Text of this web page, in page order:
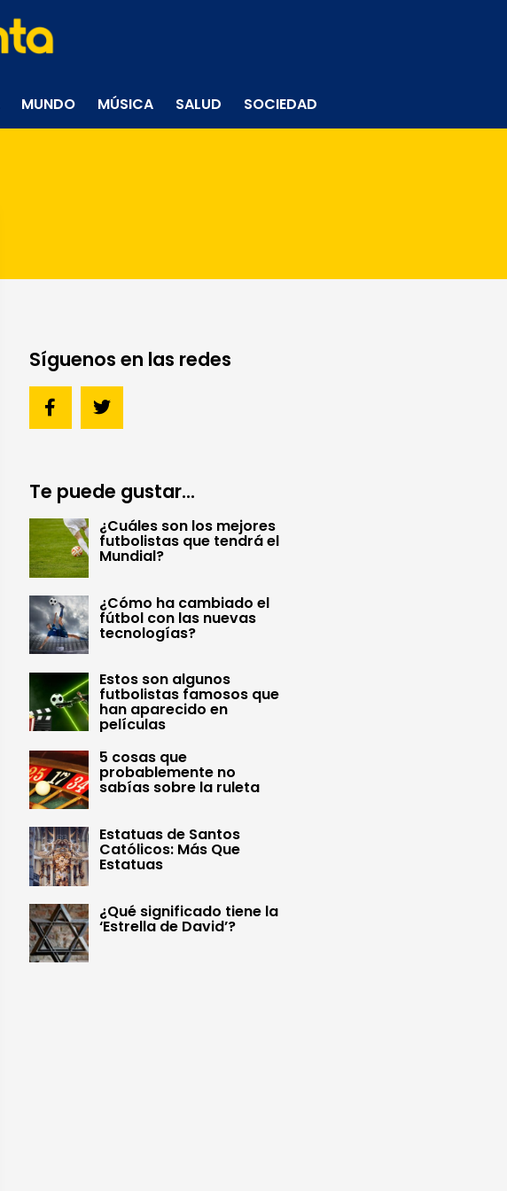
MUNDO MÚSICA SALUD SOCIEDAD
Síguenos en las redes
Te puede gustar...
¿Cuáles son los mejores
futbolistas que tendrá el
Mundial?
¿Cómo ha cambiado el
fútbol con las nuevas
tecnologías?
Estos son algunos
futbolistas famosos que
han aparecido en
películas
5 cosas que
probablemente no
sabías sobre la ruleta
Estatuas de Santos
Católicos: Más Que
Estatuas
¿Qué significado tiene la
‘Estrella de David’?